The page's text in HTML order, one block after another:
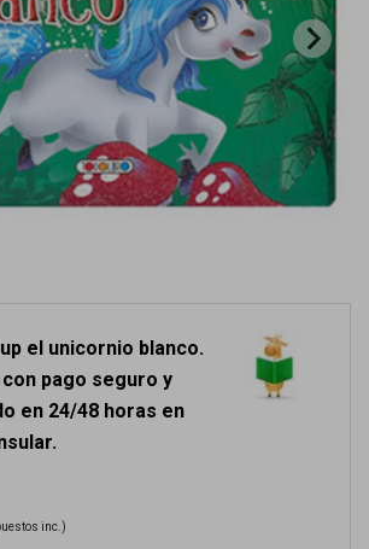
el unicornio blanco.
pago seguro y
en 24/48 horas en
inc.)